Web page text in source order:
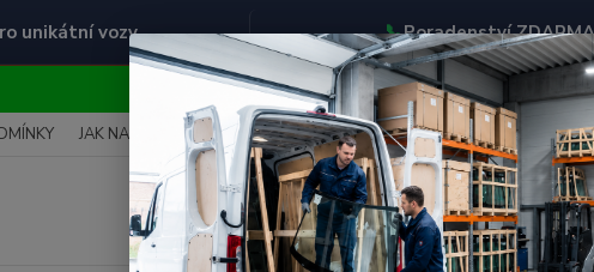
unikátní vozy 📞Poradenství ZDARMA
OBJEDNÁVEJTE DO STŘEDY 12:00 - KAŽDÝ
JAK NAKUPOVAT KONTAKTY
Hledat